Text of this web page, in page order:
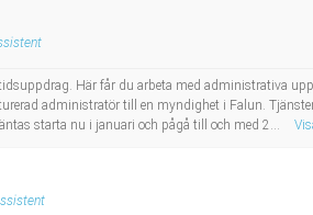
Här får du arbeta med administrativa
administratör till en myndighet i Falun.
starta nu i januari och pågå till och med 2...